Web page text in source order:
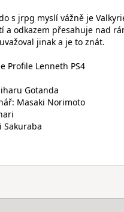
s jrpg myslí vážně je
a odkazem přesahuje nad
jinak a je to znát.
Profile Lenneth PS4
Gotanda
Masaki Norimoto
Sakuraba